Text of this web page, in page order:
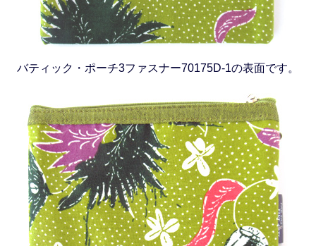
バティック・ポーチ3ファスナー70175D-1の表面です。